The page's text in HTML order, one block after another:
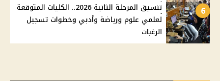
6
تنسيق المرحلة الثانية 2026.. الكليات المتوقعة
لعلمي علوم ورياضة وأدبي وخطوات تسجيل
الرغبات